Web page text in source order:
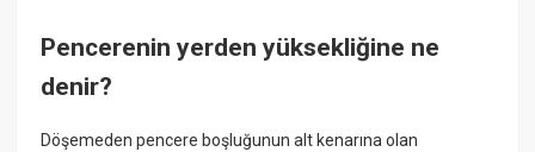
Pencerenin yerden yüksekliğine ne
denir?
Döşemeden pencere boşluğunun alt kenarına olan